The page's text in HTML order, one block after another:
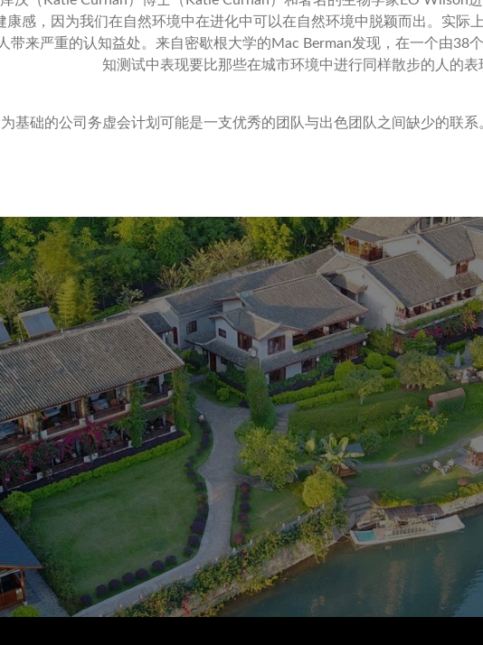
康感，因为我们在自然环境中在进化中可以在自然环境中脱颖而出。实际
带来严重的认知益处。来自密歇根大学的Mac Berman发现，在一个由38
知测试中表现要比那些在城市环境中进行同样散步的人的表
基础的公司务虚会计划可能是一支优秀的团队与出色团队之间缺少的联系